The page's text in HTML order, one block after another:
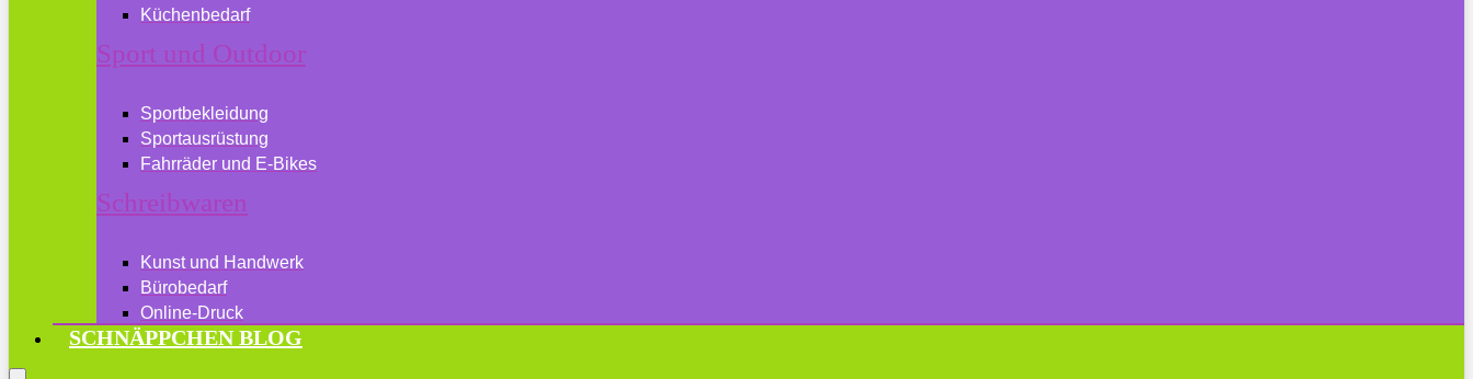
Küchenbedarf
Sport und Outdoor
Sportbekleidung
Sportausrüstung
Fahrräder und E-Bikes
Schreibwaren
Kunst und Handwerk
Bürobedarf
Online-Druck
SCHNÄPPCHEN BLOG